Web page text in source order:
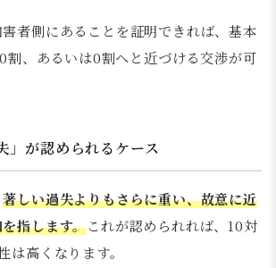
者側にあることを証明できれば、基本
割、あるいは0割へと近づける交渉が可
」が認められるケース
著しい過失よりもさらに重い、故意に近
指します。これが認められれば、10対
は高くなります。